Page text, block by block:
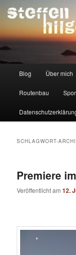
Zum
Inhalt
wechseln
Zum
sekundären
Inhalt
wechselnSteffen
Blog Über mich
Routenbau
SCHLAGWORT-
Premiere
Veröffentlicht am12.